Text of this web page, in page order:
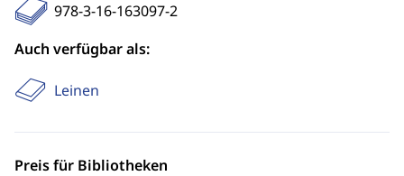
978-3-16-163097-2
Auch verfügbar als:
Leinen
Preis für Bibliotheken